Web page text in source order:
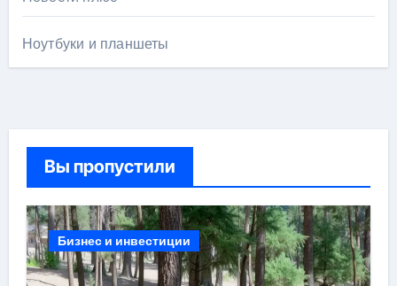
Ноутбуки и планшеты
Вы пропустили
Бизнес и инвестиции